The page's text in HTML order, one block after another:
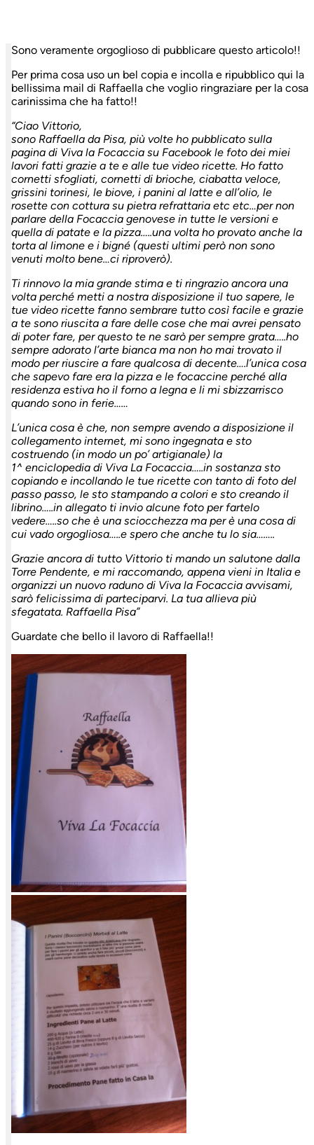
Sono veramente orgoglioso di pubblicare questo articolo!!
Per prima cosa uso un bel copia e incolla e ripubblico qui la
bellissima mail di Raffaella che voglio ringraziare per la cosa
carinissima che ha fatto!!
“Ciao Vittorio,
sono Raffaella da Pisa, più volte ho pubblicato sulla
pagina di Viva la Focaccia su Facebook le foto dei miei
lavori fatti grazie a te e alle tue video ricette. Ho fatto
cornetti sfogliati, cornetti di brioche, ciabatta veloce,
grissini torinesi, le biove, i panini al latte e all’olio, le
rosette con cottura su pietra refrattaria etc etc…per non
parlare della Focaccia genovese in tutte le versioni e
quella di patate e la pizza…..una volta ho provato anche la
torta al limone e i bigné (questi ultimi però non sono
venuti molto bene…ci riproverò).
Ti rinnovo la mia grande stima e ti ringrazio ancora una
volta perché metti a nostra disposizione il tuo sapere, le
tue video ricette fanno sembrare tutto così facile e grazie
a te sono riuscita a fare delle cose che mai avrei pensato
di poter fare, per questo te ne sarò per sempre grata…..ho
sempre adorato l’arte bianca ma non ho mai trovato il
modo per riuscire a fare qualcosa di decente….l’unica cosa
che sapevo fare era la pizza e le focaccine perché alla
residenza estiva ho il forno a legna e li mi sbizzarrisco
quando sono in ferie……
L’unica cosa è che, non sempre avendo a disposizione il
collegamento internet, mi sono ingegnata e sto
costruendo (in modo un po’ artigianale) la
1^ enciclopedia di Viva La Focaccia…..in sostanza sto
copiando e incollando le tue ricette con tanto di foto del
passo passo, le sto stampando a colori e sto creando il
librino…..in allegato ti invio alcune foto per fartelo
vedere…..so che è una sciocchezza ma per è una cosa di
cui vado orgogliosa…..e spero che anche tu lo sia……..
Grazie ancora di tutto Vittorio ti mando un salutone dalla
Torre Pendente, e mi raccomando, appena vieni in Italia e
organizzi un nuovo raduno di Viva la Focaccia avvisami,
sarò felicissima di parteciparvi. La tua allieva più
sfegatata. Raffaella Pisa”
Guardate che bello il lavoro di Raffaella!!